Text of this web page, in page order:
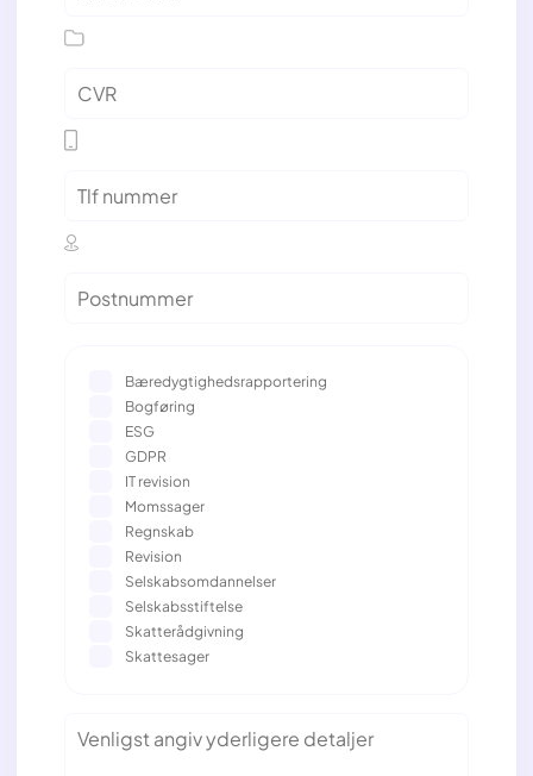
Bæredygtighedsrapportering
Bogføring
ESG
GDPR
IT revision
Momssager
Regnskab
Revision
Selskabsomdannelser
Selskabsstiftelse
Skatterådgivning
Skattesager